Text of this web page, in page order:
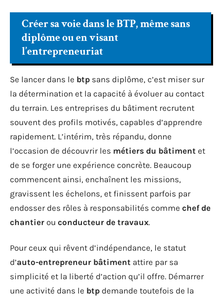
Créer sa voie dans le BTP, même sans
diplôme ou en visant
l’entrepreneuriat
Se lancer dans le btp sans diplôme, c’est miser sur
la détermination et la capacité à évoluer au contact
du terrain. Les entreprises du bâtiment recrutent
souvent des profils motivés, capables d’apprendre
rapidement. L’intérim, très répandu, donne
l’occasion de découvrir les métiers du bâtiment et
de se forger une expérience concrète. Beaucoup
commencent ainsi, enchaînent les missions,
gravissent les échelons, et finissent parfois par
endosser des rôles à responsabilités comme chef de
chantier ou conducteur de travaux.
Pour ceux qui rêvent d’indépendance, le statut
d’auto-entrepreneur bâtiment attire par sa
simplicité et la liberté d’action qu’il offre. Démarrer
une activité dans le btp demande toutefois de la